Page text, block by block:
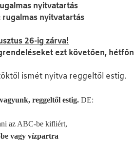
nyitvatartás
rugalmas nyitvatartás
26-ig zárva!
ezt követően, hétfőn
ismét nyitva reggeltől estig.
reggeltől estig. DE:
az ABC-be kifliért,
vagy vízpartra